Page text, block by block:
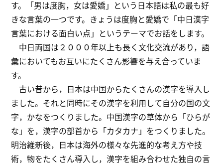
す。「男は度胸，女は愛嬌」という日本語は私の最も好
きな言葉の一つです。きょうは度胸と愛嬌で「中日漢字
言葉における面白い点」というテーマでお話をします。
中日両国は２０００年以上も長く文化交流があり，語
彙においてもお互いにたくさん影響を与え合っていま
す。
古い昔から，日本は中国からたくさんの漢字を導入し
ました。それと同時にその漢字を利用して自分の国の文
字，かなをつくりました。中国漢字の草体から「ひらが
な」を，漢字の部首から「カタカナ」をつくりました。
明治維新後，日本は海外の様々な先進的な考え方や技
術，物をたくさん導入し，漢字を組み合わせた独自の言